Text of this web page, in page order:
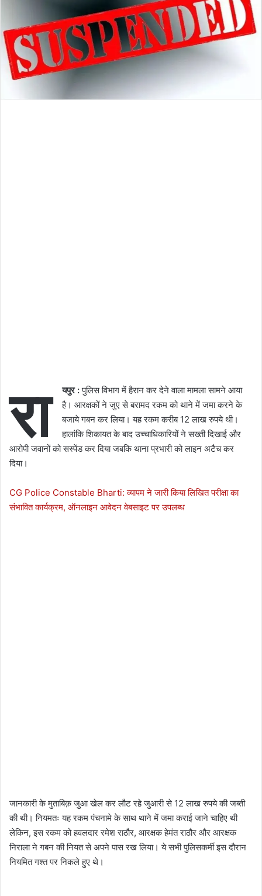
रा यपुर :पुलिस विभाग में हैरान कर देने वाला मामला सामने आया
है। आरक्षकों ने जुए से बरामद रकम को थाने में जमा करने के
बजाये गबन कर लिया। यह रकम करीब 12 लाख रुपये थी।
हालांकि शिकायत के बाद उच्चाधिकारियों ने सख्ती दिखाई और
आरोपी जवानों को सस्पेंड कर दिया जबकि थाना प्रभारी को लाइन अटैच कर
दिया।
CG Police Constable Bharti: व्यापम ने जारी किया लिखित परीक्षा का
संभावित कार्यक्रम, ऑनलाइन आवेदन वेबसाइट पर उपलब्ध
जानकारी के मुताबिक़ जुआ खेल कर लौट रहे जुआरी से 12 लाख रुपये की जब्ती
की थी। नियमतः यह रकम पंचनामे के साथ थाने में जमा कराई जाने चाहिए थी
लेकिन, इस रकम को हवलदार रमेश राठौर, आरक्षक हेमंत राठौर और आरक्षक
निराला ने गबन की नियत से अपने पास रख लिया। ये सभी पुलिसकर्मी इस दौरान
नियमित गश्त पर निकले हुए थे।